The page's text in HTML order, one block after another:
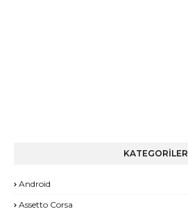
KATEGORİLER
Android
Assetto Corsa